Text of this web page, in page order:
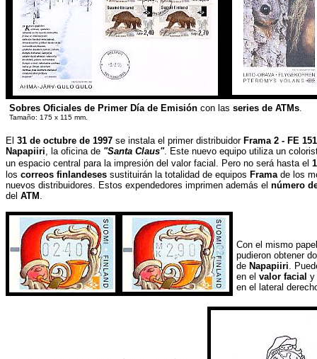
Sobres Oficiales de Primer Día de Emisión con las series de ATMs.
Tamaño: 175 x 115 mm.
El 31 de octubre de 1997 se instala el primer distribuidor Frama 2 - FE
Napapiiri, la oficina de "Santa Claus". Este nuevo equipo utiliza un
un espacio central para la impresión del valor facial. Pero no será hasta el
los correos finlandeses sustituirán la totalidad de equipos Framade los
nuevos distribuidores. Estos expendedores imprimen además el número
del ATM .
Con el mismo
pudieron obtener
de Napapiiri.
en el valor facial
en el lateral